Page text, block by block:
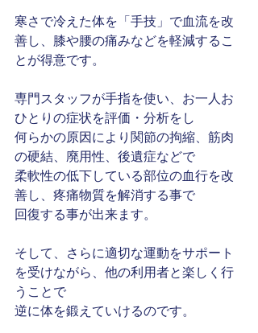
寒さで冷えた体を「手技」で血流を改
善し、膝や腰の痛みなどを軽減するこ
とが得意です。
専門スタッフが手指を使い、お一人お
ひとりの症状を評価・分析をし
何らかの原因により関節の拘縮、筋肉
の硬結、廃用性、後遺症などで
柔軟性の低下している部位の血行を改
善し、疼痛物質を解消する事で
回復する事が出来ます。
そして、さらに適切な運動をサポート
を受けながら、他の利用者と楽しく行
うことで
逆に体を鍛えていけるのです。